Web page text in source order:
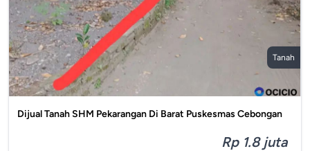
Tanah
Dijual Tanah SHM Pekarangan Di Barat Puskesmas Cebongan
Rp 1.8 juta